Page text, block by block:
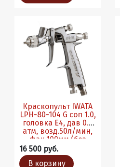
Краскопульт IWATA
LPH-80-104 G соп 1.0,
головка E4, дав 0.9
атм, возд.50л/мин,
фак 100мм (без
бачка)
16 500 руб.
В корзину